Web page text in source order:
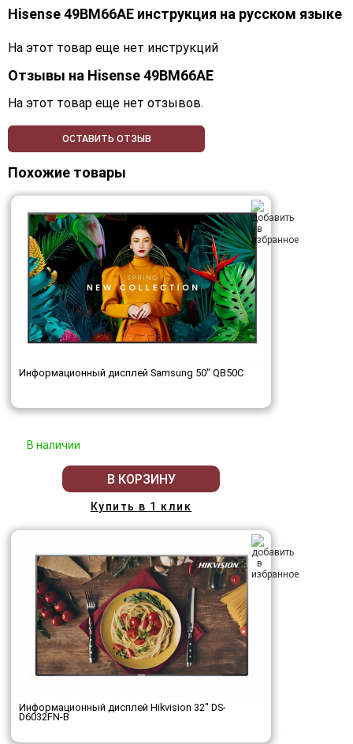
Hisense 49BM66AE инструкция на русском языке
На этот товар еще нет инструкций
Отзывы на Hisense 49BM66AE
На этот товар еще нет отзывов.
ОСТАВИТЬ ОТЗЫВ
Похожие товары
Информационный дисплей Samsung 50" QB50C
В наличии
В КОРЗИНУ
Купить в 1 клик
Информационный дисплей Hikvision 32" DS-
D6032FN-B